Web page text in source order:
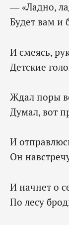
— «Ладно,
Будет вам и
И смеясь,
Детские
Ждал поры
Думал, вот
И
Он
И начнет о
По лесу